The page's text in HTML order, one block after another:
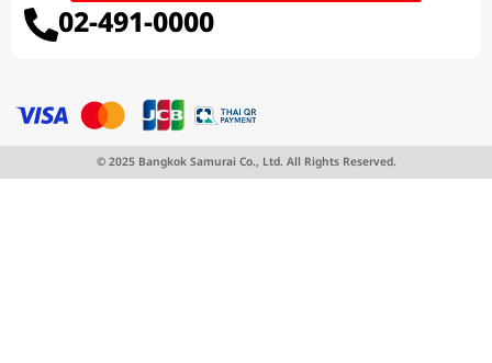
สมัครผ่านไลน์ สมัครด้วยตนเอง
02-491-0000
© 2025 Bangkok Samurai Co., Ltd. All Rights Reserved.